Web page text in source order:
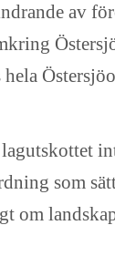
av
som
om